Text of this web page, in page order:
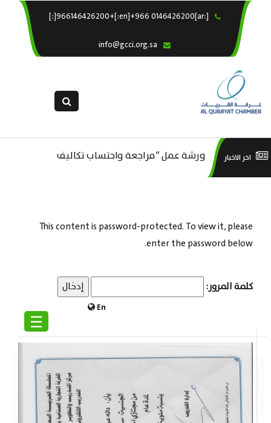
[:ar]966146426200+[:en]+966 0146426200[:]
En
☰
×
خدماتنا
التقديم الالكترونى
اخر الاخبار ورشة عمل “مراجعة واحتساب تكاليف
This content is password-protected. To view it, please
enter the password below.
كلمة المرور: